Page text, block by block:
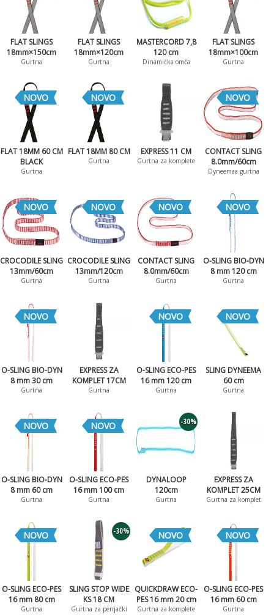
FLAT SLINGS
18mm×150cm
Gurtna
FLAT SLINGS
18mm×120cm
Gurtna
MASTERCORD 7,8
120 cm
Dinamička omča
FLAT SLINGS
18mm×100cm
Gurtna
NOVO
FLAT 18MM 60 CM
BLACK
Gurtna
NOVO
FLAT 18MM 80 CM
Gurtna
EXPRESS 11 CM
Gurtna za komplete
NOVO
CONTACT SLING
8.0mm/60cm
Dyneemaa gurtna
NOVO
CROCODILE SLING
13mm/60cm
Gurtna
NOVO
CROCODILE SLING
13mm/120cm
Gurtna
NOVO
CONTACT SLING
8.0mm/60cm
Gurtna
NOVO
O-SLING BIO-DYN
8 mm 120 cm
Gurtna
NOVO
O-SLING BIO-DYN
8 mm 30 cm
Gurtna
EXPRESS ZA
KOMPLET 17CM
Gurtna
NOVO
O-SLING ECO-PES
16 mm 120 cm
Gurtna
NOVO
SLING DYNEEMA
60 cm
Gurtna
NOVO
O-SLING BIO-DYN
8 mm 60 cm
Gurtna
NOVO
O-SLING ECO-PES
16 mm 100 cm
Gurtna
-30%
DYNALOOP
120cm
Gurtna
EXPRESS ZA
KOMPLET 25CM
Gurtna za komplet
NOVO
O-SLING ECO-PES
16 mm 80 cm
Gurtna
-30%
SLING STOP WIDE
KS 18 CM
Gurtna za penjački
NOVO
QUICKDRAW ECO-
PES 16 mm 20 cm
Gurtna za komplete
NOVO
O-SLING ECO-PES
16 mm 60 cm
Gurtna